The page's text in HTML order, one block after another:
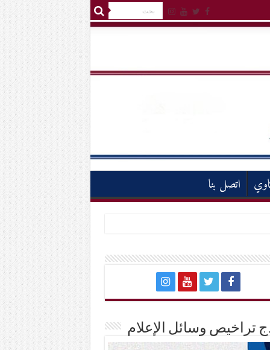
اتصل بنا
تراخيص وسائل الإعلام